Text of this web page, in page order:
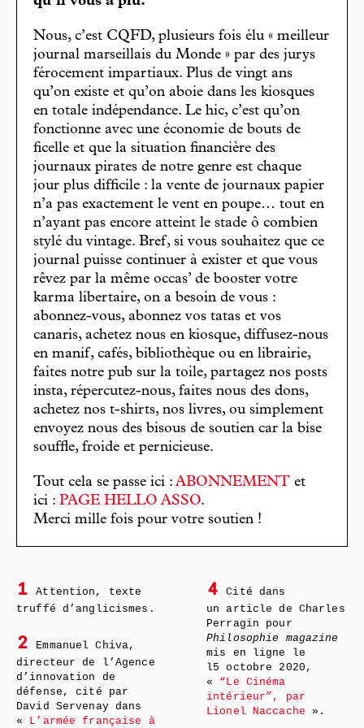
Nous, c’est CQFD, plusieurs fois élu « meilleur
journal marseillais du Monde » par des jurys
férocement impartiaux. Plus de vingt ans
qu’on existe et qu’on aboie dans les kiosques
en totale indépendance. Le hic, c’est qu’on
fonctionne avec une économie de bouts de
ficelle et que la situation financière des
journaux pirates de notre genre est chaque
jour plus difficile : la vente de journaux papier
n’a pas exactement le vent en poupe… tout en
n’ayant pas encore atteint le stade ô combien
stylé du vintage. Bref, si vous souhaitez que ce
journal puisse continuer à exister et que vous
rêvez par la même occas’ de booster votre
karma libertaire, on a besoin de vous :
abonnez-vous, abonnez vos tatas et vos
canaris, achetez nous en kiosque, diffusez-nous
en manif, cafés, bibliothèque ou en librairie,
faites notre pub sur la toile, partagez nos posts
insta, répercutez-nous, faites nous des dons,
achetez nos t-shirts, nos livres, ou simplement
envoyez nous des bisous de soutien car la bise
souffle, froide et pernicieuse.
Tout cela se passe ici : ABONNEMENT et
ici : PAGE HELLO ASSO.
Merci mille fois pour votre soutien !
1
Attention, texte
truffé d’anglicismes.
2
Emmanuel Chiva,
directeur de l’Agence
d’innovation de
défense, cité par
David Servenay dans
« L’armée française à
4
Cité dans
un article de Charles
Perragin pour
Philosophie magazine
mis en ligne le
l5 octobre 2020,
« “Le Cinéma
intérieur”, par
Lionel Naccache ».